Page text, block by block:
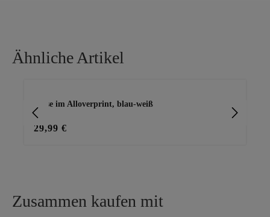
Ähnliche Artikel
Bluse im Alloverprint, blau-weiß
29,99 €
Zusammen kaufen mit